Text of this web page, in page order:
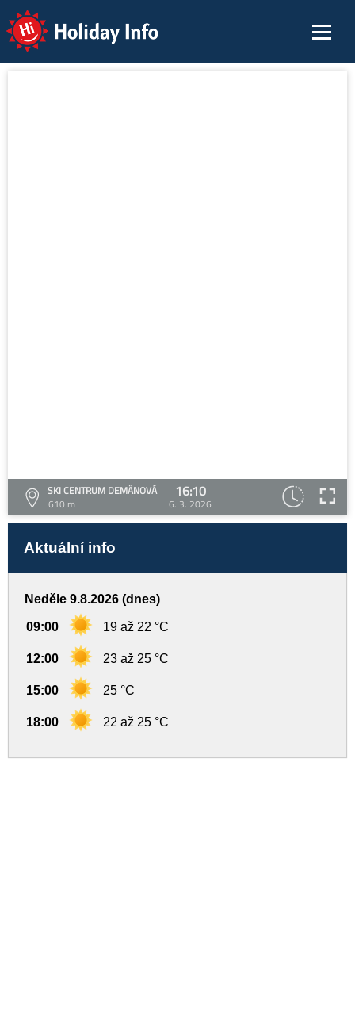
Holiday Info
SKI CENTRUM DEMÄNOVÁ
610 m
16:10
6. 3. 2026
Aktuální info
Neděle 9.8.2026 (dnes)
09:00 19 až 22 °C
12:00 23 až 25 °C
15:00 25 °C
18:00 22 až 25 °C